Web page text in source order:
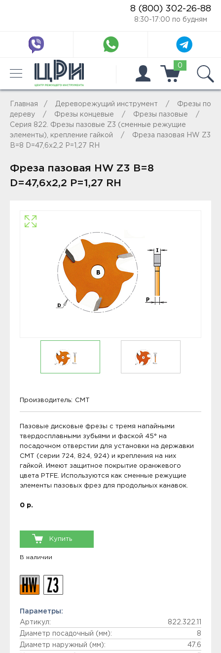
8 (800) 302-26-88
8:30-17:00 по будням
0
Главная Дереворежущий инструмент
Фрезы по
дереву
Фрезы концевые
Фрезы пазовые
Серия 822. Фрезы пазовые Z3 (сменные режущие
элементы), крепление гайкой
Фреза пазовая HW Z3
B=8 D=47,6x2,2 P=1,27 RH
Фреза пазовая HW Z3 B=8
D=47,6x2,2 P=1,27 RH
Производитель: CMT
Пазовые дисковые фрезы с тремя напайными
твердосплавными зубьями и фаской 45° на
посадочном отверстии для установки на державки
CMT (серии 724, 824, 924) и крепления на них
гайкой. Имеют защитное покрытие оранжевого
цвета PTFE. Используются как сменные режущие
элементы пазовых фрез для продольных канавок.
0 р.
Купить
В наличии
Параметры:
Артикул:
822.322.11
Диаметр посадочный (мм):
8
Диаметр наружный (мм):
47.6